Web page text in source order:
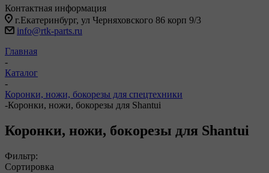
Контактная информация
г.Екатеринбург, ул Черняховского 86 корп 9/3
info@rtk-parts.ru
Главная
-
Каталог
-
Коронки, ножи, бокорезы для спецтехники
-Коронки, ножи, бокорезы для Shantui
Коронки, ножи, бокорезы для Shantui
Фильтр:
Сортировка